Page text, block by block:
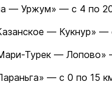
— Уржум» — с 4 по 20
— Кукнур» —
Турек — Лопово»
— с 0 по 15